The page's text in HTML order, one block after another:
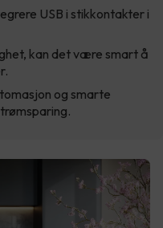
USB i stikkontakter i
kan det være smart å
og smarte